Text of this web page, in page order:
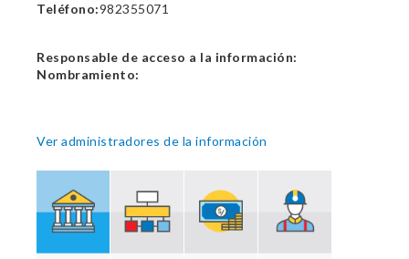
Teléfono:982355071
Responsable de acceso a la información:
Nombramiento:
Ver administradores de la información